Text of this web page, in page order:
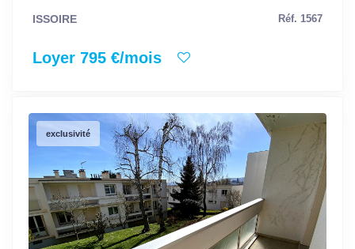
ISSOIRE Réf. 1567
Loyer 795 €/mois
exclusivité